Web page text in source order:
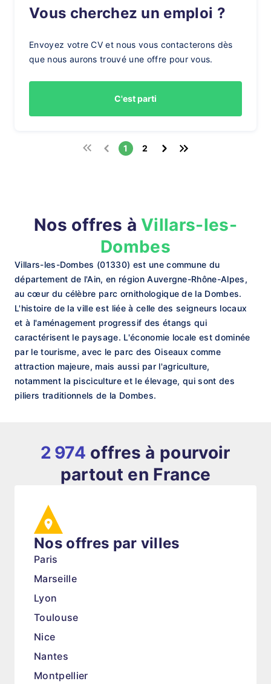
Vous cherchez un emploi ?
Envoyez votre CV et nous vous contacterons dès
que nous aurons trouvé une offre pour vous.
C'est parti
1 2
Nos offres à Villars-les-
Dombes
Villars-les-Dombes (01330) est une commune du
département de l'Ain, en région Auvergne-Rhône-Alpes,
au cœur du célèbre parc ornithologique de la Dombes.
L'histoire de la ville est liée à celle des seigneurs locaux
et à l'aménagement progressif des étangs qui
caractérisent le paysage. L'économie locale est dominée
par le tourisme, avec le parc des Oiseaux comme
attraction majeure, mais aussi par l'agriculture,
notamment la pisciculture et le élevage, qui sont des
piliers traditionnels de la Dombes.
2 974 offres à pourvoir
partout en France
Nos offres par villes
Paris
Marseille
Lyon
Toulouse
Nice
Nantes
Montpellier